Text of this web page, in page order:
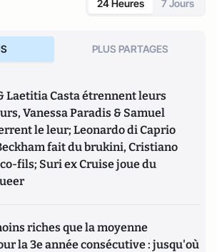
24 Heures 7 Jours
PLUS PARTAGES
Laetitia Casta étrennent leurs
Vanessa Paradis & Samuel
le leur; Leonardo di Caprio
fait du brukini, Cristiano
fils; Suri ex Cruise joue du
riches que la moyenne
la 3e année consécutive : jusqu'où